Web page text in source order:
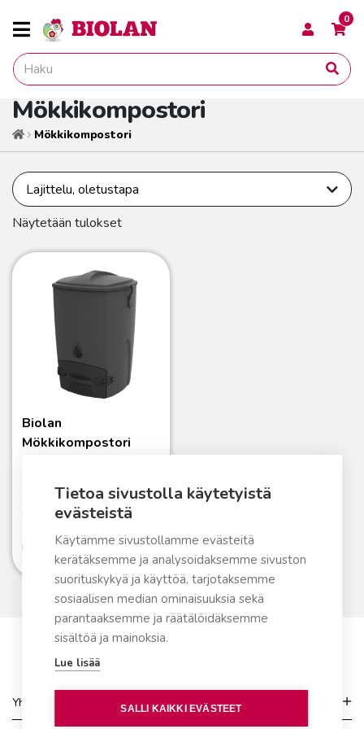
0
Mökkikompostori
EtusivuMökkikompostori
Näytetään tulokset
Biolan
Mökkikompostori
319,00€
Varastossa
Lue lisää
Yhteydenotto
Tietoa sivustolla käytetyistä
evästeistä
Käytämme sivustollamme evästeitä
kerätäksemme ja analysoidaksemme sivuston
suorituskykyä ja käyttöä, tarjotaksemme
sosiaalisen median ominaisuuksia sekä
parantaaksemme ja räätälöidäksemme
sisältöä ja mainoksia.
Lue lisää
SALLI KAIKKI EVÄSTEET